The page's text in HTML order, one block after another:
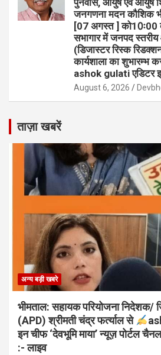
जनगणना मदन कौशिक
[07 अगस्त ] को10ः00
सभागार में जनपद
(डिजास्टर रिस्क
कार्यशाला का शुभारम्भ
ashok gulati एडिटर
August 6, 2026
ताज़ा खबरें
अन्य बड़ी खबरे
भीमताल: सहायक परियोजना निदेशक/
(APD) श्रीमती चंद्र फर्त्याल से
इन चीफ ‘देवभूमि माया’ न्यूज़ पोर्टल
:- लाइव